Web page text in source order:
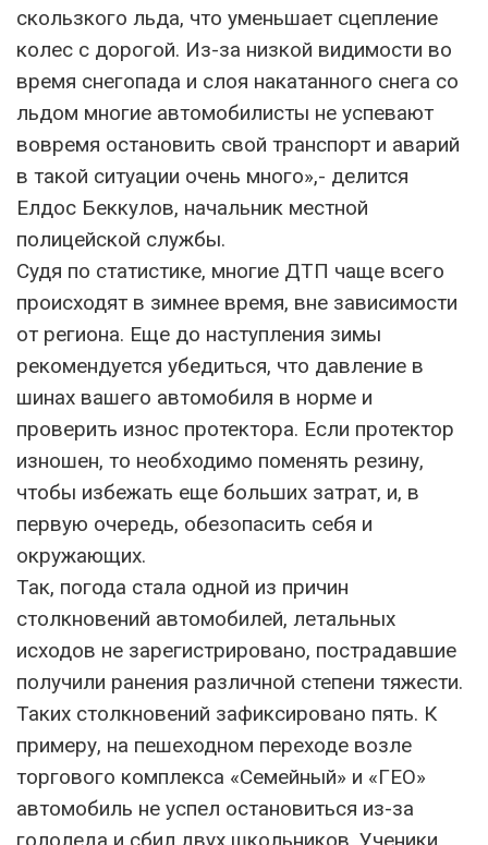
скользкого льда, что уменьшает сцепление
колес с дорогой. Из-за низкой видимости во
время снегопада и слоя накатанного снега со
льдом многие автомобилисты не успевают
вовремя остановить свой транспорт и аварий
в такой ситуации очень много»,- делится
Елдос Беккулов, начальник местной
полицейской службы.
Судя по статистике, многие ДТП чаще всего
происходят в зимнее время, вне зависимости
от региона. Еще до наступления зимы
рекомендуется убедиться, что давление в
шинах вашего автомобиля в норме и
проверить износ протектора. Если протектор
изношен, то необходимо поменять резину,
чтобы избежать еще больших затрат, и, в
первую очередь, обезопасить себя и
окружающих.
Так, погода стала одной из причин
столкновений автомобилей, летальных
исходов не зарегистрировано, пострадавшие
получили ранения различной степени тяжести.
Таких столкновений зафиксировано пять. К
примеру, на пешеходном переходе возле
торгового комплекса «Семейный» и «ГЕО»
автомобиль не успел остановиться из-за